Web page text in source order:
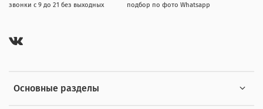
Основные разделы
звонки с 9 до 21 без выходных подбор по фото Whatsapp